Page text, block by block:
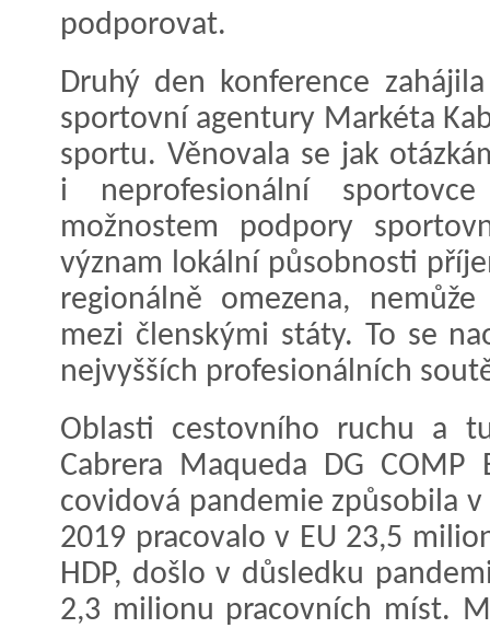
podporovat.
Druhý den konference
sportovní agentury Markéta
sportu. Věnovala se jak
i neprofesionální
možnostem podpory
význam lokální působnosti
regionálně omezena,
mezi členskými státy. To se
nejvyšších profesionálních
Oblasti cestovního ruchu a
Cabrera Maqueda DG COMP
covidová pandemie způsobila
2019 pracovalo v EU 23,5
HDP, došlo v důsledku
2,3 milionu pracovních míst.